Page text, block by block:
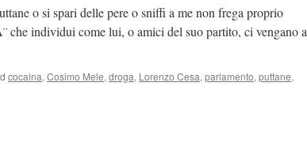
o si spari delle pere o sniffi a me non frega proprio
che individui come lui, o amici del suo partito, ci vengano a
cocaina, Cosimo Mele, droga, Lorenzo Cesa, parlamento, puttane,